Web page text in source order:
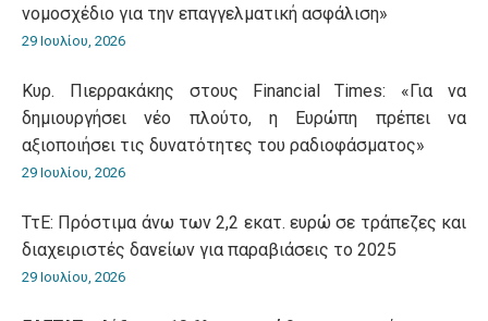
νομοσχέδιο για την επαγγελματική ασφάλιση»
29 Ιουλίου, 2026
Κυρ. Πιερρακάκης στους Financial Times: «Για να
δημιουργήσει νέο πλούτο, η Ευρώπη πρέπει να
αξιοποιήσει τις δυνατότητες του ραδιοφάσματος»
29 Ιουλίου, 2026
ΤτΕ: Πρόστιμα άνω των 2,2 εκατ. ευρώ σε τράπεζες και
διαχειριστές δανείων για παραβιάσεις το 2025
29 Ιουλίου, 2026